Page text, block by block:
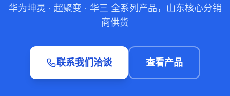
华为坤灵 · 超聚变 · 华三 全系列产品，山东核心分销
商供货
联系我们洽谈 查看产品